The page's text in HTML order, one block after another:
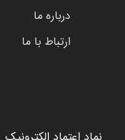
درباره ما
ارتباط با ما